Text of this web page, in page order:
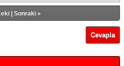
| Sonraki»
Cevapla